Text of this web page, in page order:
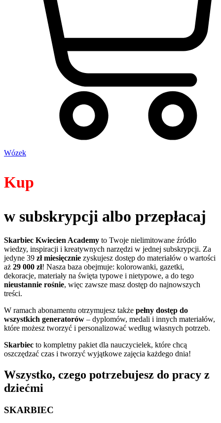
Wózek
Kup
w subskrypcji albo przepłacaj
Skarbiec Kwiecien Academy to Twoje nielimitowane źródło
wiedzy, inspiracji i kreatywnych narzędzi w jednej subskrypcji. Za
jedyne 39 zł miesięcznie zyskujesz dostęp do materiałów o wartości
aż 29 000 zł! Nasza baza obejmuje: kolorowanki, gazetki,
dekoracje, materiały na święta typowe i nietypowe, a do tego
nieustannie rośnie, więc zawsze masz dostęp do najnowszych
treści.
W ramach abonamentu otrzymujesz także pełny dostęp do
wszystkich generatorów – dyplomów, medali i innych materiałów,
które możesz tworzyć i personalizować według własnych potrzeb.
Skarbiec to kompletny pakiet dla nauczycielek, które chcą
oszczędzać czas i tworzyć wyjątkowe zajęcia każdego dnia!
Wszystko, czego potrzebujesz do pracy z
dziećmi
SKARBIEC